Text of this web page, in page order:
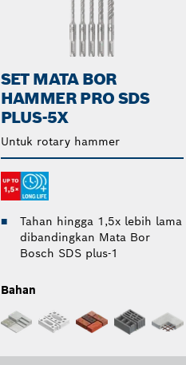
SET MATA BOR
HAMMER PRO SDS
PLUS-5X
Untuk rotary hammer
Tahan hingga 1,5x lebih lama
dibandingkan Mata Bor
Bosch SDS plus-1
Bahan